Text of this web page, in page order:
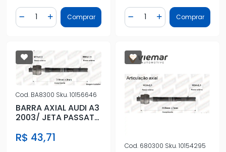
Diminuir Quantidade
Quantidade
Adicionar Quantidade
Comprar Diminuir Quantidade
Quantidade
AdicionarComprar
Cod. BA8300 Sku.10156646
BARRA AXIAL AUDI A3
2003/ JETA PASSAT
(ELETRO-
R$ 43,71
Cod. 680300 Sku.10154295